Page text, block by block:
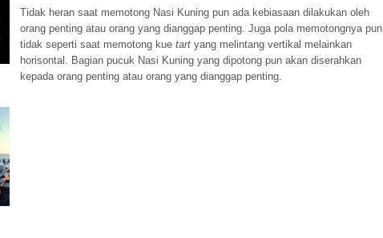
Tidak heran saat memotong Nasi Kuning pun ada kebiasaan dilakukan oleh
orang penting atau orang yang dianggap penting. Juga pola memotongnya pun
tidak seperti saat memotong kue tart yang melintang vertikal melainkan
horisontal. Bagian pucuk Nasi Kuning yang dipotong pun akan diserahkan
kepada orang penting atau orang yang dianggap penting.